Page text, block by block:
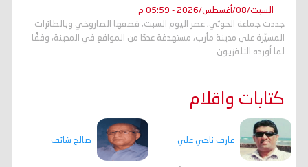
السبت/08/أغسطس/2026 - 05:59 م
جددت جماعة الحوثي، عصر اليوم السبت، قصفها الصاروخي وبالطائرات
المسيّرة على مدينة مأرب، مستهدفة عددًا من المواقع في المدينة، وفقًا
لما أورده التلفزيون
كتابات واقلام
عارف ناجي علي صالح شائف